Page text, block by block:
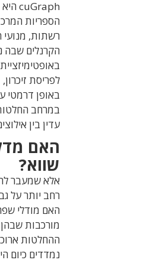
רשתות, מנועי
הקרנלים שבה
באופן דרמטי
במרחב
עדין בין
שווא?
אלא שמעבר
רחב יותר על
האם מודלי
מורכבות
ההחלטות